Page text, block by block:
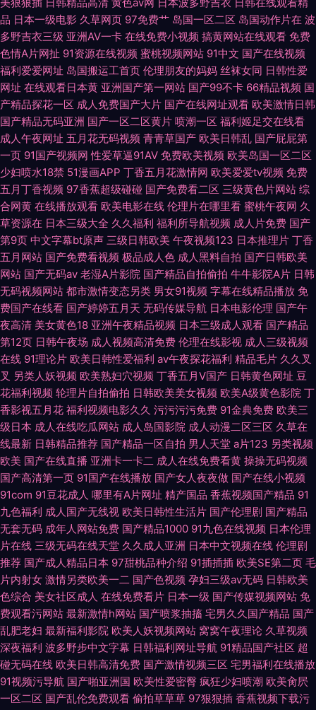
品 日本一级电影 久草网页 97免费艹 岛国一区二区 岛国动作片在 波
多野吉衣三级 亚洲AV一卡 在线免费小视频 搞黄网站在线观看 免费
色情A片网扯 91资源在线视频 蜜桃视频网站 91中文 国产在线视频
福利爱爱网址 岛国搬运工首页 伦理朋友的妈妈 丝袜女同 日韩性爱
网址 在线观看日本黄 亚洲国产第一网站 国产99不卡 66精品视频 国
产精品探花一区 成人免费国产大片 国产在线网址观看 欧美激情日韩
国产精品无码亚洲 国产一区二区黄片 喷潮一区 福利姬足交在线看
成人午夜网址 五月花无码视频 青青草国产 欧美日韩乱 国产屁屁第
一页 91国产视频网 性爱草逼91AV 免费欧美视频 欧美岛国一区二区
少妇喷水18禁 51漫画APP 丁香五月花激情网 欧美爱爱tv视频 免费
五月丁香视频 97香蕉超级碰碰 国产免费看二区 三级黄色片网站 综
合网黄 在线播放观看 欧美电影在线 伦理片在哪里看 蜜桃午夜网 久
草资源在 日本三级大全 久久福利 福利所导航视频 成人片免费 国产
第9页 中文字幕bt原声 三级日韩欧美 午夜视频123 日本推理片 丁香
五月网站 国产免费看视频 极品成人色 成人黑料自拍 国产日韩欧美
网站 国产无码av 老湿A片影院 国产精品自拍偷拍 牛牛影院A片 日韩
无码视频网站 都市激情变态另类 男女91视频 字幕在线精品播放 免
费国产在线看 国产婷婷五月天 无码传媒导航 日本电影伦理 国产午
夜高清 美女黄色18 亚洲午夜精品视频 日本三级成人观看 国产精品
第12页 日韩午夜场 成人视频高清免费 伦理在线影视 成人三级视频
在线 91理论片 欧美日韩性爱福利 av午夜探花福利 精品毛片 久久叉
叉 另类人妖视频 欧美熟妇穴视频 丁香五月V国产 日韩黄色网址 豆
花福利视频 轮理片自拍偷拍 日韩欧美美女视频 欧美A级黄色影院 丁
香影视五月花 福利视频电影久久 污污污污免费 91金典免费 欧美三
级日本 成人在线吃瓜网站 成人岛国影院 成人动漫二区三区 久草在
线最新 日韩精品推荐 国产精品一区自拍 男人天堂 a片123 另类视频
欧美 国产在线直播 亚洲卡一卡二 成人在线免费看黄 操操无码视频
国产高清第一页 91国产在线播放 国产女人夜夜做 国产在线小视频
91com 91豆花成人 哪里有A片网址 精产国品 香蕉视频国产精品 91
九色福利 成人国产无线视 欧美日韩性生活片 国产伦理剧 国产精品
无套无码 成年人网站免费 国产精品1000 91九色在线视频 日本伦理
片在线 三级无码在线天堂 久久成人亚洲 日本中文视频在线 伦理剧
推荐 国产成人精品日本 97甜桃品种介绍 91插插插 欧美SE第二页 毛
片内射女 激情另类欧美一二 国产色视频 孕妇三级av无码 日韩欧美
色综合 美女社区成人 在线免费看片 日本一级 国产传媒视频网站 免
费观看污网站 最新激情h网站 国产喷浆抽搐 宅男久久国产精品 国产
乱肥老妇 最新福利影院 欧美人妖视频网站 窝窝午夜理论 久草视频
深夜福利 波多野步中文字幕 日韩福利网址导航 91精品国产社区 超
碰无码在线 欧美日韩高清免费 国产激情视频三区 宅男福利在线播放
91视频污导航 国产啪亚洲国 欧美性爱密臀 疯狂少妇喷潮 欧美肏屄
一区二区 国产乱伦免费观看 偷拍草草草 97狠狠插 香蕉视频下载污